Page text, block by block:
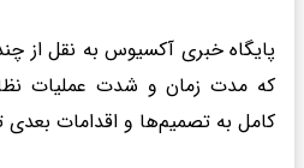
پایگاه خبری آکسیوس به نقل از
که مدت زمان و شدت عملیات
کامل به تصمیم‌ها و اقدامات بعدی